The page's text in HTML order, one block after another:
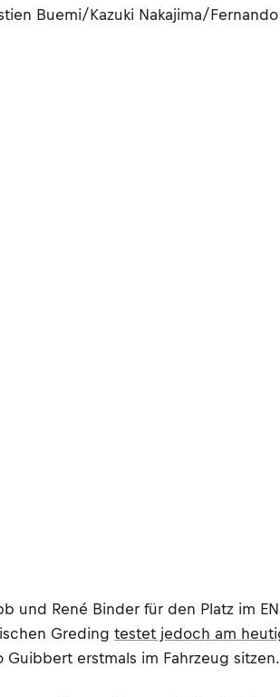
Buemi/Kazuki Nakajima/
und René Binder für den Platz im
Greding testet jedoch am
Guibbert erstmals im Fahrzeug